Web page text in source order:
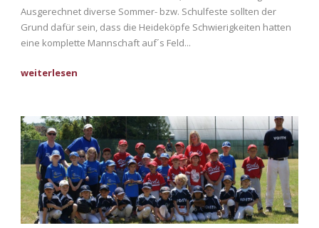
Ausgerechnet diverse Sommer- bzw. Schulfeste sollten der
Grund dafür sein, dass die Heideköpfe Schwierigkeiten hatten
eine komplette Mannschaft auf´s Feld...